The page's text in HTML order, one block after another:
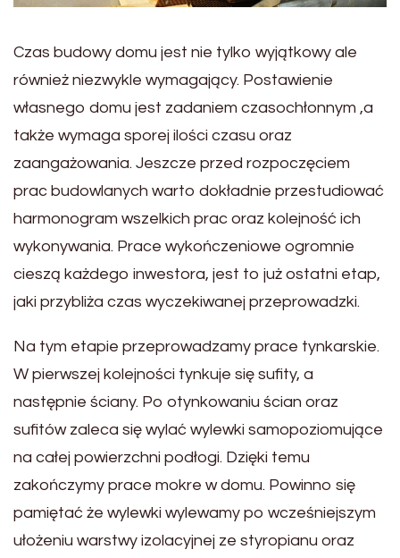
Czas budowy domu jest nie tylko wyjątkowy ale
również niezwykle wymagający. Postawienie
własnego domu jest zadaniem czasochłonnym ,a
także wymaga sporej ilości czasu oraz
zaangażowania. Jeszcze przed rozpoczęciem
prac budowlanych warto dokładnie przestudiować
harmonogram wszelkich prac oraz kolejność ich
wykonywania. Prace wykończeniowe ogromnie
cieszą każdego inwestora, jest to już ostatni etap,
jaki przybliża czas wyczekiwanej przeprowadzki.
Na tym etapie przeprowadzamy prace tynkarskie.
W pierwszej kolejności tynkuje się sufity, a
następnie ściany. Po otynkowaniu ścian oraz
sufitów zaleca się wylać wylewki samopoziomujące
na całej powierzchni podłogi. Dzięki temu
zakończymy prace mokre w domu. Powinno się
pamiętać że wylewki wylewamy po wcześniejszym
ułożeniu warstwy izolacyjnej ze styropianu oraz